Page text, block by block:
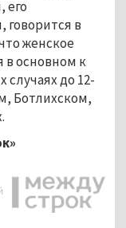
его
в
женское
в основном к
случаях до 12-
Ботлихском,